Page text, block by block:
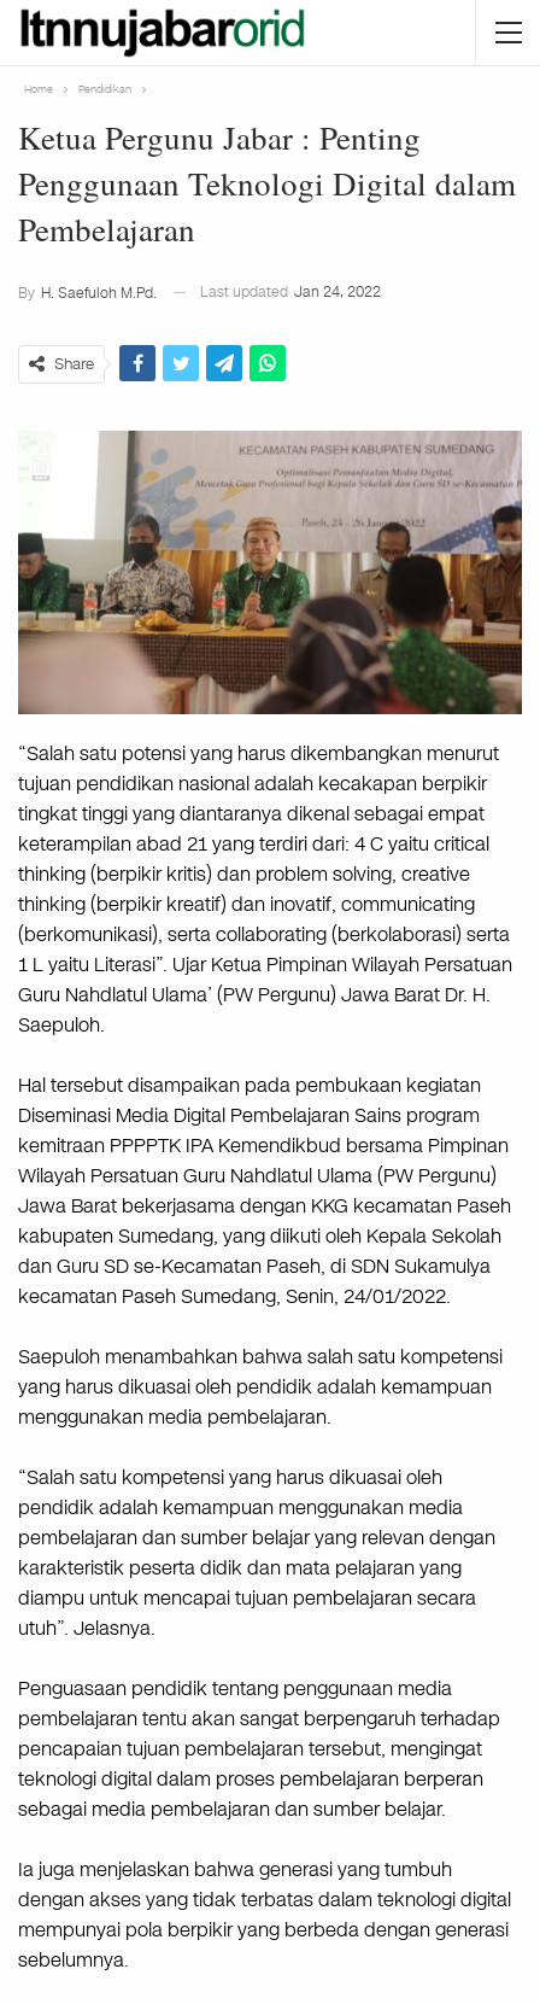
Home Pendidikan
Ketua Pergunu Jabar : Penting
Penggunaan Teknologi Digital dalam
Pembelajaran
By H. Saefuloh M.Pd. Last updated Jan 24, 2022
Share
“Salah satu potensi yang harus dikembangkan menurut
tujuan pendidikan nasional adalah kecakapan berpikir
tingkat tinggi yang diantaranya dikenal sebagai empat
keterampilan abad 21 yang terdiri dari: 4 C yaitu critical
thinking (berpikir kritis) dan problem solving, creative
thinking (berpikir kreatif) dan inovatif, communicating
(berkomunikasi), serta collaborating (berkolaborasi) serta
1 L yaitu Literasi”. Ujar Ketua Pimpinan Wilayah Persatuan
Guru Nahdlatul Ulama’ (PW Pergunu) Jawa Barat Dr. H.
Saepuloh.
Hal tersebut disampaikan pada pembukaan kegiatan
Diseminasi Media Digital Pembelajaran Sains program
kemitraan PPPPTK IPA Kemendikbud bersama Pimpinan
Wilayah Persatuan Guru Nahdlatul Ulama (PW Pergunu)
Jawa Barat bekerjasama dengan KKG kecamatan Paseh
kabupaten Sumedang, yang diikuti oleh Kepala Sekolah
dan Guru SD se-Kecamatan Paseh, di SDN Sukamulya
kecamatan Paseh Sumedang, Senin, 24/01/2022.
Saepuloh menambahkan bahwa salah satu kompetensi
yang harus dikuasai oleh pendidik adalah kemampuan
menggunakan media pembelajaran.
“Salah satu kompetensi yang harus dikuasai oleh
pendidik adalah kemampuan menggunakan media
pembelajaran dan sumber belajar yang relevan dengan
karakteristik peserta didik dan mata pelajaran yang
diampu untuk mencapai tujuan pembelajaran secara
utuh”. Jelasnya.
Penguasaan pendidik tentang penggunaan media
pembelajaran tentu akan sangat berpengaruh terhadap
pencapaian tujuan pembelajaran tersebut, mengingat
teknologi digital dalam proses pembelajaran berperan
sebagai media pembelajaran dan sumber belajar.
Ia juga menjelaskan bahwa generasi yang tumbuh
dengan akses yang tidak terbatas dalam teknologi digital
mempunyai pola berpikir yang berbeda dengan generasi
sebelumnya.